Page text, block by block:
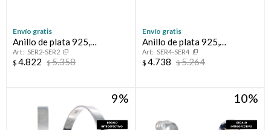
Envío gratis
Anillo de plata 925,
CONSTELACION.
SER2-SER2
$ 4.822 $5.358
Envío gratis
Anillo de plata 925,
CATARSIS.
SER4-SER4
$ 4.738 $5.264
9 10